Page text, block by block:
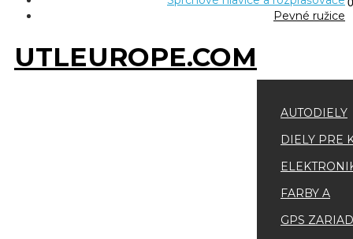
UTLEUROPE.COM
AUTODIELY
DIELY PRE
FARBY A
GPS
Pevné ružice